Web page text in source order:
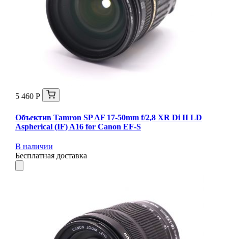
5 460 Р
Объектив Tamron SP AF 17-50mm f/2,8 XR Di II LD
Aspherical (IF) A16 for Canon EF-S
В наличии
Бесплатная доставка